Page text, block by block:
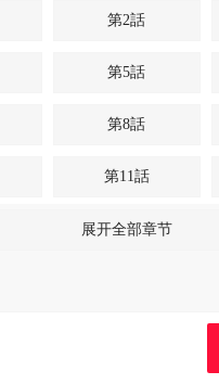
第2話
第5話
第8話
第11話
第14話
展开全部章节